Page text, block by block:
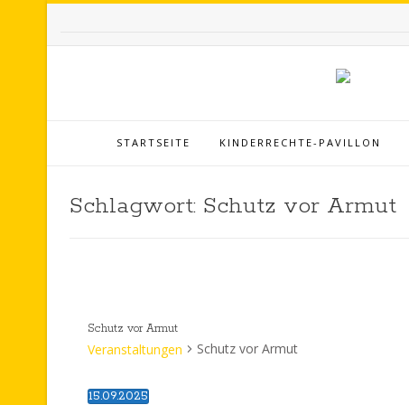
STARTSEITE KINDERRECHTE-PAVILLON
Schlagwort: Schutz vor Armut
Schutz vor Armut
Veranstaltungen Schutz vor Armut
15.09.2025